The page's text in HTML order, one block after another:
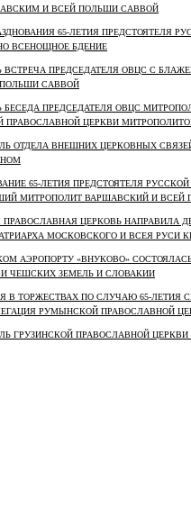
И ВСЕЙ ПОЛЬШИ САВВОЙ
65-ЛЕТИЯ ПРЕДСТОЯТЕЛЯ
ВСЕНОЩНОЕ БДЕНИЕ
ВСТРЕЧА ПРЕДСЕДАТЕЛЯ ОВЦС С
САВВОЙ
БЕСЕДА ПРЕДСЕДАТЕЛЯ ОВЦС
ПРАВОСЛАВНОЙ ЦЕРКВИ
ОТДЕЛА ВНЕШНИХ ЦЕРКОВНЫХ
65-ЛЕТИЯ ПРЕДСТОЯТЕЛЯ
МИТРОПОЛИТ ВАРШАВСКИЙ И ВСЕЙ
ПРАВОСЛАВНАЯ ЦЕРКОВЬ НАПРАВИЛА
МОСКОВСКОГО И ВСЕЯ РУСИ
АЭРОПОРТУ «ВНУКОВО»
ЧЕШСКИХ ЗЕМЕЛЬ И СЛОВАКИИ
В ТОРЖЕСТВАХ ПО СЛУЧАЮ 65-ЛЕТИЯ
РУМЫНСКОЙ ПРАВОСЛАВНОЙ
ГРУЗИНСКОЙ ПРАВОСЛАВНОЙ